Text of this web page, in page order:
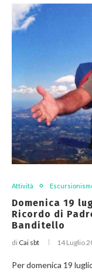
Attività
Domenica 19
Ricordo di
Banditello
di Cai sbt 14 Luglio
Per domenica 19